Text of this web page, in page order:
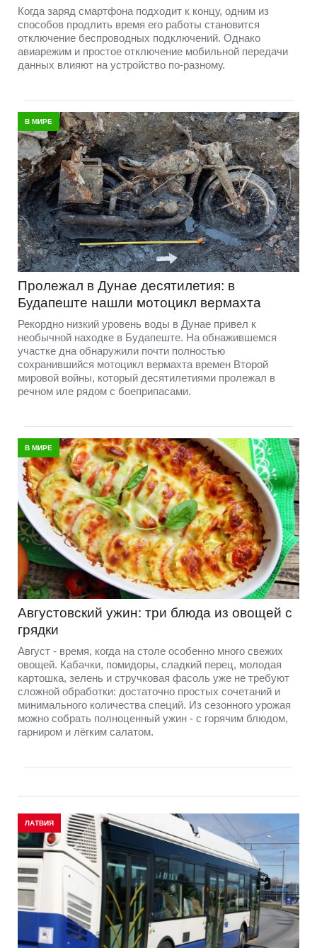
Когда заряд смартфона подходит к концу, одним из
способов продлить время его работы становится
отключение беспроводных подключений. Однако
авиарежим и простое отключение мобильной передачи
данных влияют на устройство по-разному.
В МИРЕ
Пролежал в Дунае десятилетия: в
Будапеште нашли мотоцикл вермахта
Рекордно низкий уровень воды в Дунае привел к
необычной находке в Будапеште. На обнажившемся
участке дна обнаружили почти полностью
сохранившийся мотоцикл вермахта времен Второй
мировой войны, который десятилетиями пролежал в
речном иле рядом с боеприпасами.
В МИРЕ
Августовский ужин: три блюда из овощей с
грядки
Август - время, когда на столе особенно много свежих
овощей. Кабачки, помидоры, сладкий перец, молодая
картошка, зелень и стручковая фасоль уже не требуют
сложной обработки: достаточно простых сочетаний и
минимального количества специй. Из сезонного урожая
можно собрать полноценный ужин - с горячим блюдом,
гарниром и лёгким салатом.
ЛАТВИЯ